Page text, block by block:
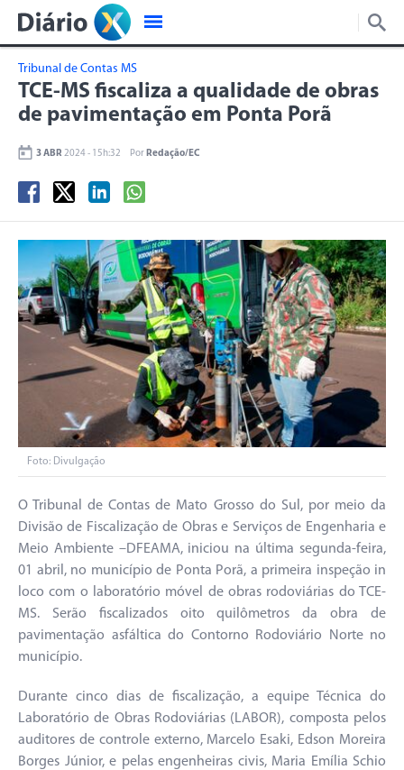
Tribunal de Contas MS
TCE-MS fiscaliza a qualidade de obras
de pavimentação em Ponta Porã
3 ABR 2024 - 15h:32 Por Redação/EC
Foto: Divulgação
O Tribunal de Contas de Mato Grosso do Sul, por meio da
Divisão de Fiscalização de Obras e Serviços de Engenharia e
Meio Ambiente –DFEAMA, iniciou na última segunda-feira,
01 abril, no município de Ponta Porã, a primeira inspeção in
loco com o laboratório móvel de obras rodoviárias do TCE-
MS. Serão fiscalizados oito quilômetros da obra de
pavimentação asfáltica do Contorno Rodoviário Norte no
município.
Durante cinco dias de fiscalização, a equipe Técnica do
Laboratório de Obras Rodoviárias (LABOR), composta pelos
auditores de controle externo, Marcelo Esaki, Edson Moreira
Borges Júnior, e pelas engenheiras civis, Maria Emília Schio